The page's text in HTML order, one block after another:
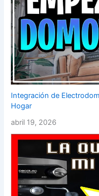
Integración de
Hogar
abril 19, 2026